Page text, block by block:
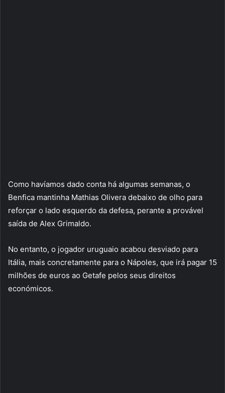
Como havíamos dado conta há algumas semanas, o
Benfica mantinha Mathias Olivera debaixo de olho para
reforçar o lado esquerdo da defesa, perante a provável
saída de Alex Grimaldo.
No entanto, o jogador uruguaio acabou desviado para
Itália, mais concretamente para o Nápoles, que irá pagar 15
milhões de euros ao Getafe pelos seus direitos
económicos.